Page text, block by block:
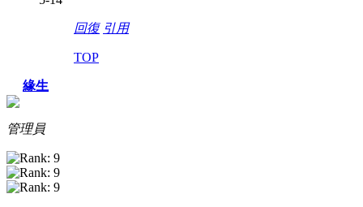
回復 引用
TOP
緣生
管理員